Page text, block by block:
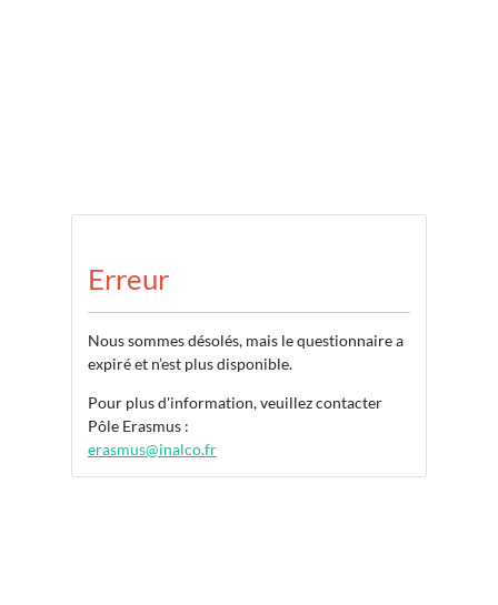
Erreur
Nous sommes désolés, mais le questionnaire a
expiré et n’est plus disponible.
Pour plus d'information, veuillez contacter
Pôle Erasmus :
erasmus@inalco.fr